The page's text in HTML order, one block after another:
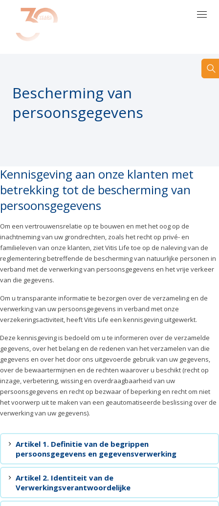
Bescherming van
persoonsgegevens
Kennisgeving aan onze klanten met
betrekking tot de bescherming van
persoonsgegevens
Om een vertrouwensrelatie op te bouwen en met het oog op de
inachtneming van uw grondrechten, zoals het recht op privé- en
familieleven van onze klanten, ziet Vitis Life toe op de naleving van de
reglementering betreffende de bescherming van natuurlijke personen in
verband met de verwerking van persoonsgegevens en het vrije verkeer
van die gegevens.
Om u transparante informatie te bezorgen over de verzameling en de
verwerking van uw persoonsgegevens in verband met onze
verzekeringsactiviteit, heeft Vitis Life een kennisgeving uitgewerkt.
Deze kennisgeving is bedoeld om u te informeren over de verzamelde
gegevens, over het belang en de redenen van het verzamelen van die
gegevens en over het door ons uitgevoerde gebruik van uw gegevens,
over de bewaartermijnen en de rechten waarover u beschikt (recht op
inzage, verbetering, wissing en overdraagbaarheid van uw
persoonsgegevens en recht op bezwaar of beperking en recht om niet
het voorwerp uit te maken van een geautomatiseerde beslissing over de
verwerking van uw gegevens).
Artikel 1. Definitie van de begrippen
persoonsgegevens en gegevensverwerking
Artikel 2. Identiteit van de
Verwerkingsverantwoordelijke